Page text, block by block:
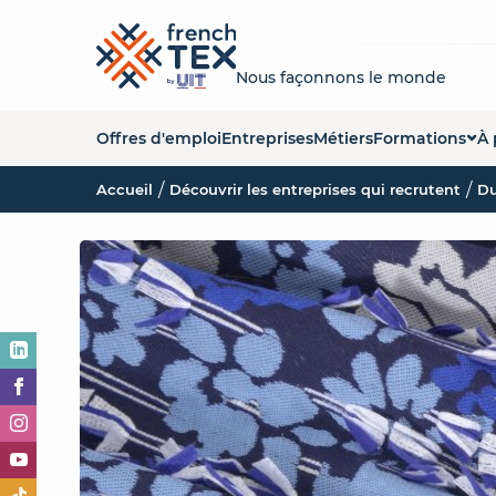
Nous façonnons le monde
Offres d'emploiEntreprisesMétiersFormations
Liste des
Carte des
Organismes
À
Accueil Découvrir les entreprises qui recrutent